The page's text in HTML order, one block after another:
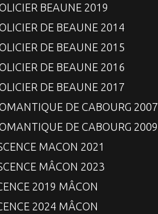
BEAUNE 2019
DE BEAUNE 2014
DE BEAUNE 2015
DE BEAUNE 2016
DE BEAUNE 2017
DE CABOURG 2007
DE CABOURG 2009
MACON 2021
MÂCON 2023
2019 MÂCON
2024 MÂCON